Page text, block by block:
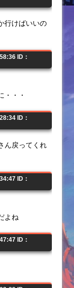
行けばいいの
ID：
・・・
ID：
ん戻ってくれ
ID：
よね
ID：